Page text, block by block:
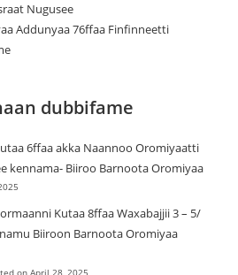
Nugusee
Addunyaa 76ffaa Finfinneetti
dubbifame
6ffaa akka Naannoo Oromiyaatti
kennama- Biiroo Barnoota Oromiyaa
Kutaa 8ffaa Waxabajjii 3 – 5/
Biiroon Barnoota Oromiyaa
on April 28, 2025